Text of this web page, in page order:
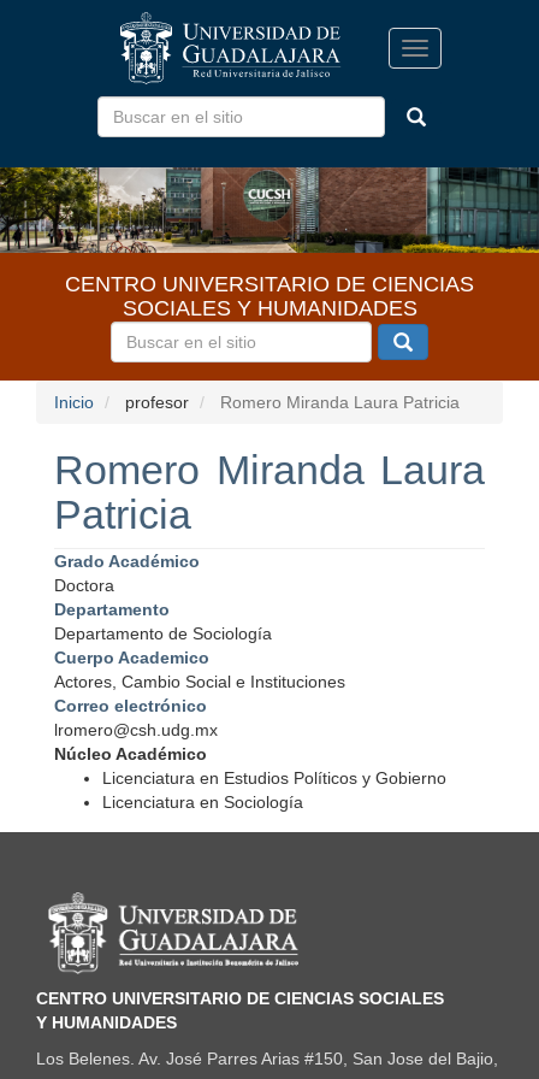
Toggle
navigation
CENTRO UNIVERSITARIO DE CIENCIAS
SOCIALES Y HUMANIDADES
Inicio profesor Romero Miranda Laura Patricia
Romero Miranda Laura
Patricia
Grado Académico
Doctora
Departamento
Departamento de Sociología
Cuerpo Academico
Actores, Cambio Social e Instituciones
Correo electrónico
lromero@csh.udg.mx
Núcleo Académico
Licenciatura en Estudios Políticos y Gobierno
Licenciatura en Sociología
Información del portal
CENTRO UNIVERSITARIO DE CIENCIAS SOCIALES
Y HUMANIDADES
Los Belenes. Av. José Parres Arias #150, San Jose del Bajio,